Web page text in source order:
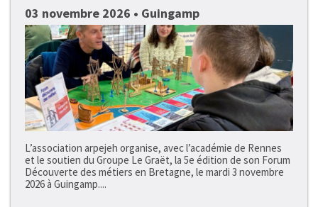
03 novembre 2026 • Guingamp
L’association arpejeh organise, avec l’académie de Rennes
et le soutien du Groupe Le Graët, la 5e édition de son Forum
Découverte des métiers en Bretagne, le mardi 3 novembre
2026 à Guingamp....